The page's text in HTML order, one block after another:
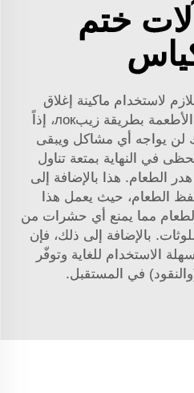
ختم
لاستخدام ماكينة إغلاق
الأكياس المتعلقة بحفظ الأطعمة بطريقة زيبлок، إذاً
لن يواجه أي مشاكل ويبقى
في النهاية بمتعة تناول
الطعام. هذا بالإضافة إلى
الطعام، حيث يعمل هذا
مما يمنع أي حشرات من
بالإضافة إلى ذلك، فإن
الاستخدام للغاية وتوفّر
في المستقبل.